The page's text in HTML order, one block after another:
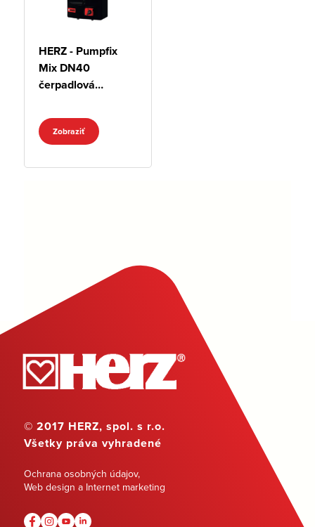
HERZ - Pumpfix
Mix DN40
čerpadlová
Zobraziť
© 2017 HERZ, spol. s r.o.
Všetky práva vyhradené
Ochrana osobných údajov,
Web design a Internet marketing